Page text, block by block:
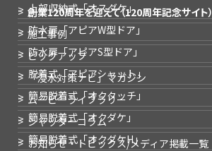
上部収納式「オスダケ」
防水扉「アピアW型ドア」
防水扉「アピアS型ドア」
脱着式「アピアシャット」
簡易脱着式「オクタッチ」
簡易脱着式「オクダケ」
簡易脱着式「オクダケH」
創業120周年を迎えて（120周年記念サイト）
施工事例
ピックアップ
「浸水対策ナビ」マガジン
ムービーライブラリー
シャッターコラム
お知らせ・トピックス/メディア掲載一覧